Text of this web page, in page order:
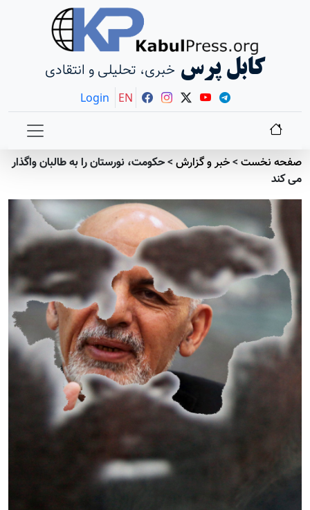
کابل پرس خبری، تحلیلی و انتقادی
Login EN
صفحه نخست>خبر و گزارش>حکومت، نورستان را به طالبان واگذار
می کند